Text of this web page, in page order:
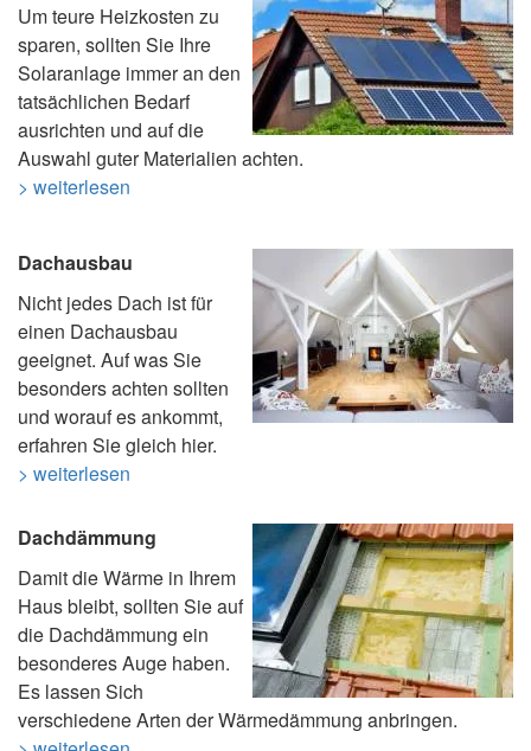
Um teure Heizkosten zu
sparen, sollten Sie Ihre
Solaranlage immer an den
tatsächlichen Bedarf
ausrichten und auf die
Auswahl guter Materialien achten.
> weiterlesen
Dachausbau
Nicht jedes Dach ist für
einen Dachausbau
geeignet. Auf was Sie
besonders achten sollten
und worauf es ankommt,
erfahren Sie gleich hier.
> weiterlesen
Dachdämmung
Damit die Wärme in Ihrem
Haus bleibt, sollten Sie auf
die Dachdämmung ein
besonderes Auge haben.
Es lassen Sich
verschiedene Arten der Wärmedämmung anbringen.